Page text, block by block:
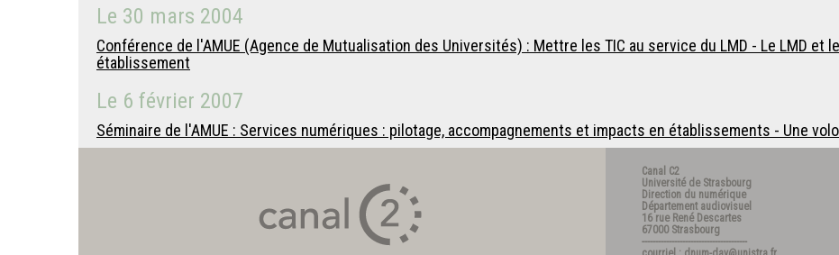
Le 30 mars 2004
Conférence de l'AMUE (Agence de Mutualisation des Universités) : Mettre les TIC au service du LMD - Le LMD et
établissement
Le 6 février 2007
Séminaire de l'AMUE : Services numériques : pilotage, accompagnements et impacts en établissements - Une
Canal C2
Université de Strasbourg
Direction du numérique
Département audiovisuel
16 rue René Descartes
67000 Strasbourg
---------------------------------------